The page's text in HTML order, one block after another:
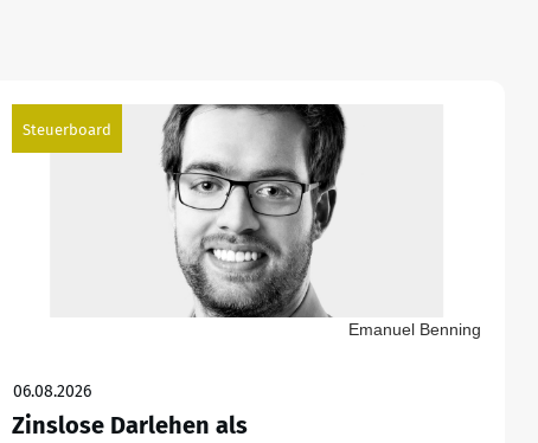
Steuerboard
Emanuel Benning
06.08.2026
Zinslose Darlehen als